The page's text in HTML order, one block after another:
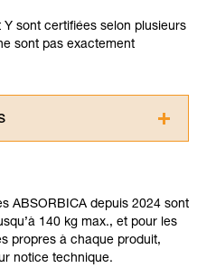
sont certifiées selon plusieurs
sont pas exactement
technique pour
ce complément
nécessite une
ABSORBICA depuis 2024 sont
140 kg max., et pour les
propres à chaque produit,
notice technique.